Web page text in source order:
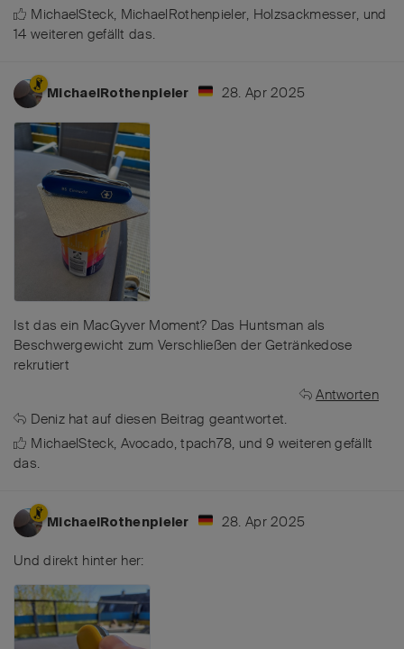
MichaelSteck, MichaelRothenpieler, Holzsackmesser, und
14 weiteren gefällt das.
MichaelRothenpieler 28. Apr 2025
Ist das ein MacGyver Moment? Das Huntsman als
Beschwergewicht zum Verschließen der Getränkedose
rekrutiert
Antworten
Deniz hat auf diesen Beitrag geantwortet.
MichaelSteck, Avocado,tpach78, und9 weiteren gefällt
das.
MichaelRothenpieler 28. Apr 2025
Und direkt hinter her: